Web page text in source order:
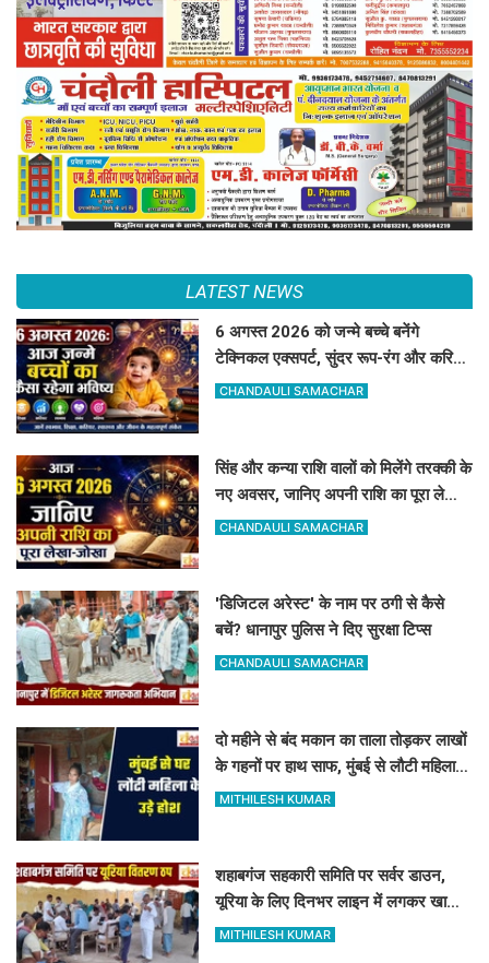
LATEST NEWS
6 अगस्त 2026 को जन्मे बच्चे बनेंगे
टेक्निकल एक्सपर्ट, सुंदर रूप-रंग और करियर
में मिलेगी शानदार सफलता
CHANDAULI SAMACHAR
सिंह और कन्या राशि वालों को मिलेंगे तरक्की के
नए अवसर, जानिए अपनी राशि का पूरा लेखा-
जोखा
CHANDAULI SAMACHAR
'डिजिटल अरेस्ट' के नाम पर ठगी से कैसे
बचें? धानापुर पुलिस ने दिए सुरक्षा टिप्स
CHANDAULI SAMACHAR
दो महीने से बंद मकान का ताला तोड़कर लाखों
के गहनों पर हाथ साफ, मुंबई से लौटी महिला
सन्न
MITHILESH KUMAR
शहाबगंज सहकारी समिति पर सर्वर डाउन,
यूरिया के लिए दिनभर लाइन में लगकर खाली
हाथ लौटे किसान
MITHILESH KUMAR